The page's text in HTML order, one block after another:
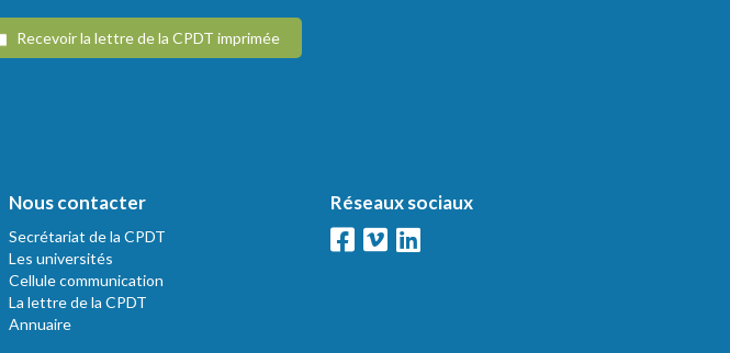
Recevoir la lettre de la CPDT imprimée
Nous contacter
Secrétariat de la CPDT
Les universités
Cellule communication
La lettre de la CPDT
Annuaire
Réseaux sociaux